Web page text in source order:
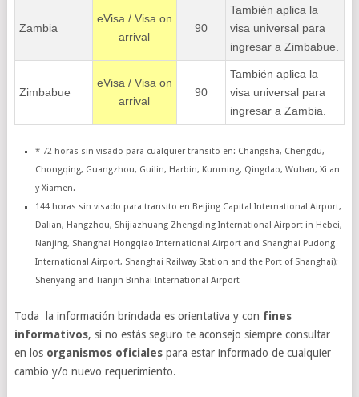
Zambia
eVisa / Visa on
arrival
90
También aplica la
visa universal para
ingresar a Zimbabue.
Zimbabue
eVisa / Visa on
arrival
90
También aplica la
visa universal para
ingresar a Zambia.
* 72 horas sin visado para cualquier transito en: Changsha, Chengdu,
Chongqing, Guangzhou, Guilin, Harbin, Kunming, Qingdao, Wuhan, Xi an
y Xiamen.
144 horas sin visado para transito en Beijing Capital International Airport,
Dalian, Hangzhou, Shijiazhuang Zhengding International Airport in Hebei,
Nanjing, Shanghai Hongqiao International Airport and Shanghai Pudong
International Airport, Shanghai Railway Station and the Port of Shanghai);
Shenyang and Tianjin Binhai International Airport
Toda la información brindada es orientativa y con fines
informativos, si no estás seguro te aconsejo siempre consultar
en los organismos oficialespara estar informado de cualquier
cambio y/o nuevo requerimiento.